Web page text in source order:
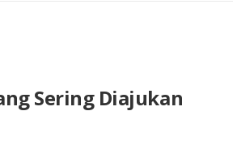
Sering Diajukan